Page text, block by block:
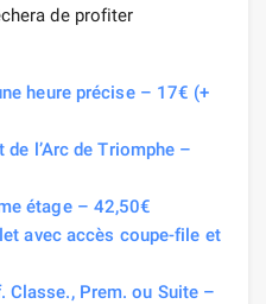
de profiter
heure précise – 17€ (+
l’Arc de Triomphe –
étage – 42,50€
avec accès coupe-file et
Classe., Prem. ou Suite –